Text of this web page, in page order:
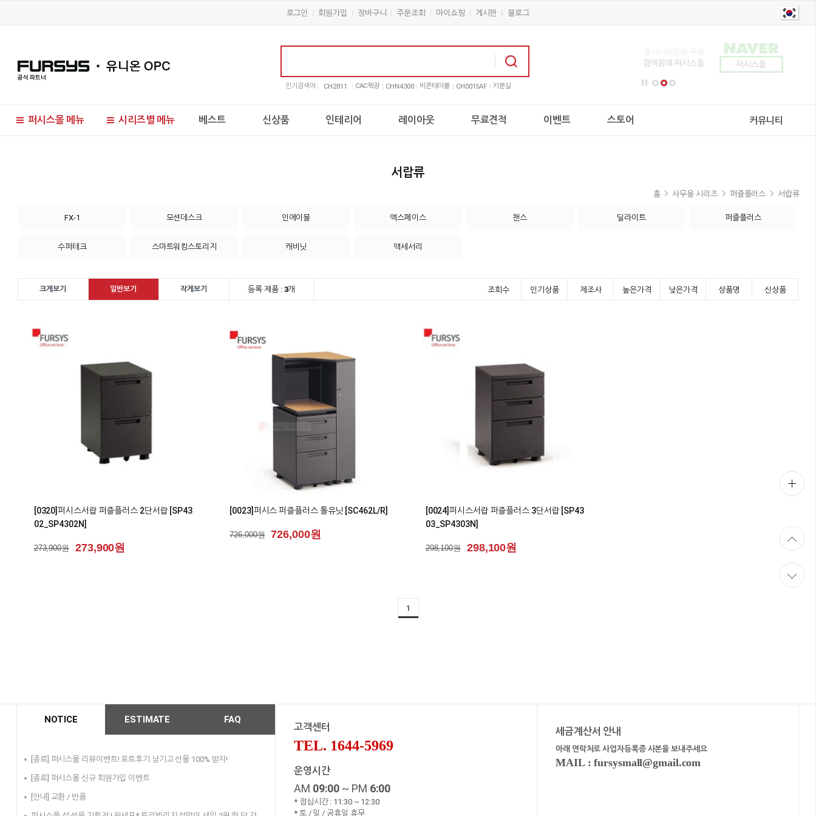
로그인 회원가입 장바구니 주문조회 마이쇼핑 게시판 블로그
인기검색어 : CH2811 CAC책장 CHN4300 비콘테이블 CH0015AF 키분실
퍼시스몰 메뉴 시리즈별 메뉴 베스트 신상품 인테리어 레이아웃 무료견적 이벤트 스토어 커뮤니티
서랍류
홈 사무용 시리즈 퍼즐플러스 서랍류
FX-1 모션데스크 인에이블 엑스페이스 챈스 딜라이트 퍼즐플러스
수퍼테크 스마트워킹스토리지 캐비닛 액세서리
크게보기 일반보기 작게보기 등록 제품 : 3개 신상품
상품명
낮은가격
높은가격
제조사
인기상품
조회수
[0320]퍼시스서랍 퍼즐플러스 2단서랍 [SP43
02_SP4302N]
273,900원 273,900원
[0023]퍼시스 퍼즐플러스 톨유닛 [SC462L/R]
726,000원 726,000원
[0024]퍼시스서랍 퍼즐플러스 3단서랍 [SP43
03_SP4303N]
298,100원 298,100원
1
NOTICE ESTIMATE FAQ
[종료] 퍼시스몰 리뷰이벤트! 포토후기 남기고 선물 100% 받자!
[종료] 퍼시스몰 신규 회원가입 이벤트
[안내] 교환 / 반품
고객센터
TEL. 1644-5969
운영시간
AM 09:00 ~ PM 6:00
* 점심시간 : 11:30 ~ 12:30
* 토 / 일 / 공휴일 휴무
세금계산서 안내
아래 연락처로 사업자등록증 사본을 보내주세요
MAIL : fursysmall@gmail.com